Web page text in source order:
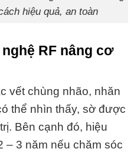
hiệu quả, an toàn
RF nâng cơ
vết chùng nhão, nhăn
thể nhìn thấy, sờ được
Bên cạnh đó, hiệu
– 3 năm nếu chăm sóc